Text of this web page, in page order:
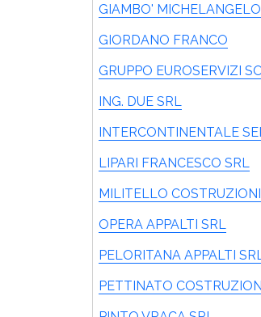
GIAMBO' MICHELANGELO
GIORDANO FRANCO
GRUPPO EUROSERVIZI
ING. DUE SRL
INTERCONTINENTALE
LIPARI FRANCESCO SRL
MILITELLO
OPERA APPALTI SRL
PELORITANA APPALTI
PETTINATO